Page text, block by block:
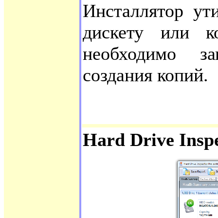
Инсталлятор
дискету или
необходимо
создания копий.
Hard Drive